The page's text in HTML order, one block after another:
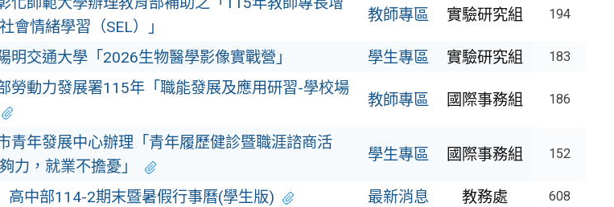
會情緒學習（SEL）」
教師專區 實驗研究組 194
明交通大學「2026生物醫學影像實戰營」 學生專區 實驗研究組 183
勞動力發展署115年「職能發展及應用研習-學校場
教師專區 國際事務組 186
青年發展中心辦理「青年履歷健診暨職涯諮商活
力，就業不擔憂」
學生專區 國際事務組 152
高中部114-2期末暨暑假行事曆(學生版) 最新消息 教務處 608